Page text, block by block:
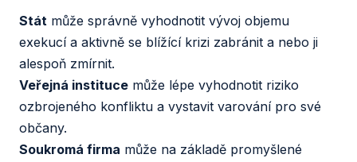
Stát může správně vyhodnotit vývoj objemu
exekucí a aktivně se blížící krizi zabránit a nebo ji
alespoň zmírnit.
Veřejná instituce může lépe vyhodnotit riziko
ozbrojeného konfliktu a vystavit varování pro své
občany.
Soukromá firma může na základě promyšlené